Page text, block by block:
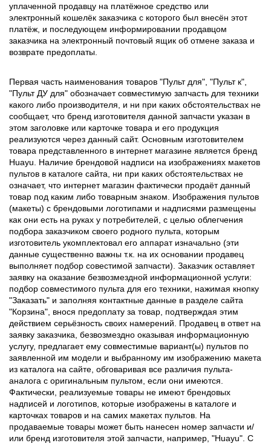
уплаченной продавцу на платёжное средство или
электронный кошелёк заказчика с которого был внесён этот
платёж, и последующем информировании продавцом
заказчика на электронный почтовый ящик об отмене заказа и
возврате предоплаты.
Первая часть наименования товаров "Пульт для", "Пульт к",
"Пульт ДУ для" обозначает совместимую запчасть для техники
какого либо производителя, и ни при каких обстоятельствах не
сообщает, что бренд изготовителя данной запчасти указан в
этом заголовке или карточке товара и его продукция
реализуются через данный сайт. Основным изготовителем
товара представленного в интернет магазине является бренд
Huayu. Наличие брендовой надписи на изображениях макетов
пультов в каталоге сайта, ни при каких обстоятельствах не
означает, что интернет магазин фактически продаёт данный
товар под каким либо товарным знаком. Изображения пультов
(макеты) с брендовыми логотипами и надписями размещены
как они есть на руках у потребителей, с целью облегчения
подбора заказчиком своего родного пульта, которым
изготовитель укомплектовал его аппарат изначально (эти
данные существенно важны т.к. на их основании продавец
выполняет подбор совестимой запчасти). Заказчик оставляет
заявку на оказание безвозмездной информационной услуги:
подбор совместимого пульта для его техники, нажимая кнопку
"Заказать" и заполняя контактные данные в разделе сайта
"Корзина", внося предоплату за товар, подтверждая этим
действием серьёзность своих намерений. Продавец в ответ на
заявку заказчика, безвозмездно оказывая информационную
услугу, предлагает ему совместимые вариант(ы) пультов по
заявленной им модели и выбранному им изображению макета
из каталога на сайте, обговаривая все различия пульта-
аналога с оригинальным пультом, если они имеются.
Фактически, реализуемые товары не имеют брендовых
надписей и логотипов, которые изображены в каталоге и
карточках товаров и на самих макетах пультов. На
продаваемые товары может быть нанесен номер запчасти и/
или бренд изготовителя этой запчасти, например, "Huayu". С